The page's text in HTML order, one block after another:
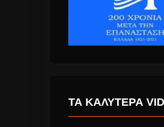
ΤΑ ΚΑΛΎΤΕΡΑ